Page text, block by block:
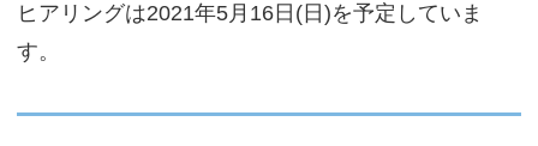
ヒアリングは2021年5月16日(日)を予定していま
す。